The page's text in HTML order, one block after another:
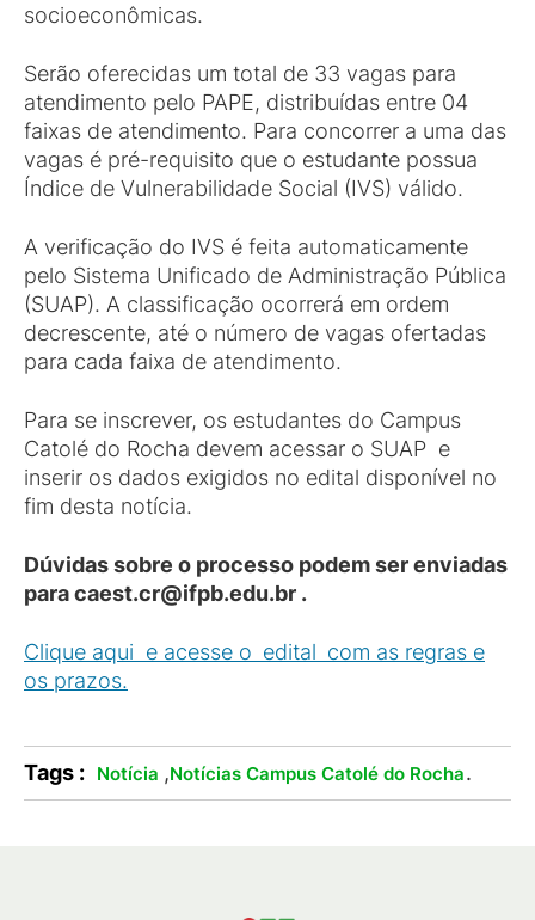
socioeconômicas.
Serão oferecidas um total de 33 vagas para
atendimento pelo PAPE, distribuídas entre 04
faixas de atendimento. Para concorrer a uma das
vagas é pré-requisito que o estudante possua
Índice de Vulnerabilidade Social (IVS) válido.
A verificação do IVS é feita automaticamente
pelo Sistema Unificado de Administração Pública
(SUAP). A classificação ocorrerá em ordem
decrescente, até o número de vagas ofertadas
para cada faixa de atendimento.
Para se inscrever, os estudantes do Campus
Catolé do Rocha devem acessar o SUAP e
inserir os dados exigidos no edital disponível no
fim desta notícia.
Dúvidas sobre o processo podem ser enviadas
para caest.cr@ifpb.edu.br .
Clique aqui e acesse o edital com as regras e
os prazos.
Tags : Notícia ,Notícias Campus Catolé do Rocha.